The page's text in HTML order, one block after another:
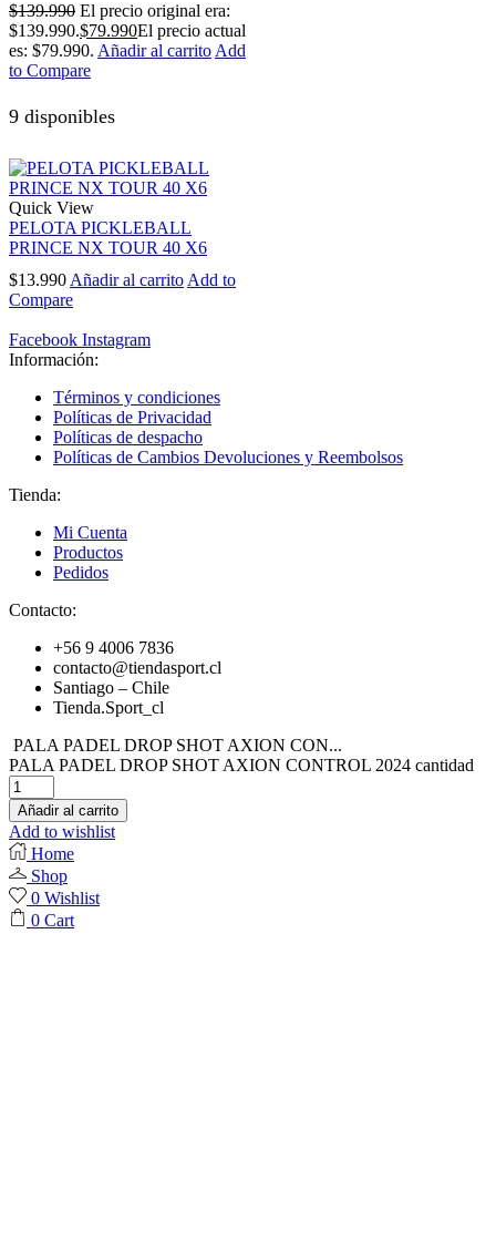
$139.990 El precio original era:
$139.990.$79.990El precio actual
es: $79.990. Añadir al carrito Add
to Compare
9 disponibles
Quick View
PELOTA PICKLEBALL
PRINCE NX TOUR 40 X6
$13.990 Añadir al carrito Add to
Compare
Facebook Instagram
Información:
Términos y condiciones
Políticas de Privacidad
Políticas de despacho
Políticas de Cambios Devoluciones y Reembolsos
Tienda:
Mi Cuenta
Productos
Pedidos
Contacto:
+56 9 4006 7836
contacto@tiendasport.cl
Santiago – Chile
Tienda.Sport_cl
PALA PADEL DROP SHOT AXION CON...
PALA PADEL DROP SHOT AXION CONTROL 2024 cantidad
Añadir al carrito
Add to wishlist
Home
Shop
0 Wishlist
0 Cart